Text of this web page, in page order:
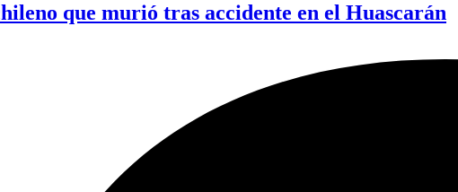
que murió tras accidente en el Huascarán